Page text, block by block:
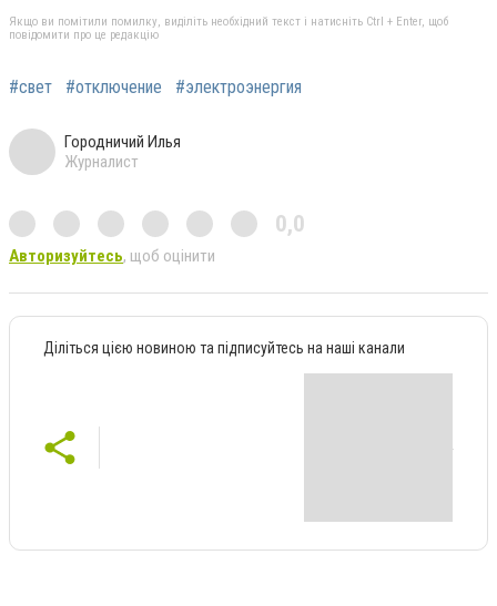
Якщо ви помітили помилку, виділіть необхідний текст і натисніть Ctrl + Enter, щоб
повідомити про це редакцію
#свет #отключение #электроэнергия
Городничий Илья
Журналист
0,0
Авторизуйтесь, щоб оцінити
Діліться цією новиною та підписуйтесь на наші канали